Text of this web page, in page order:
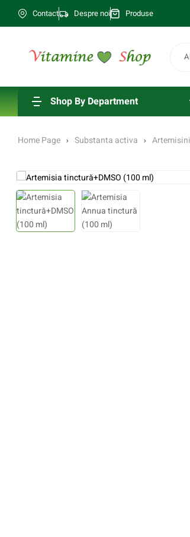
Contact Despre noi Produse
Shop By Department
Home Page Substanta activa